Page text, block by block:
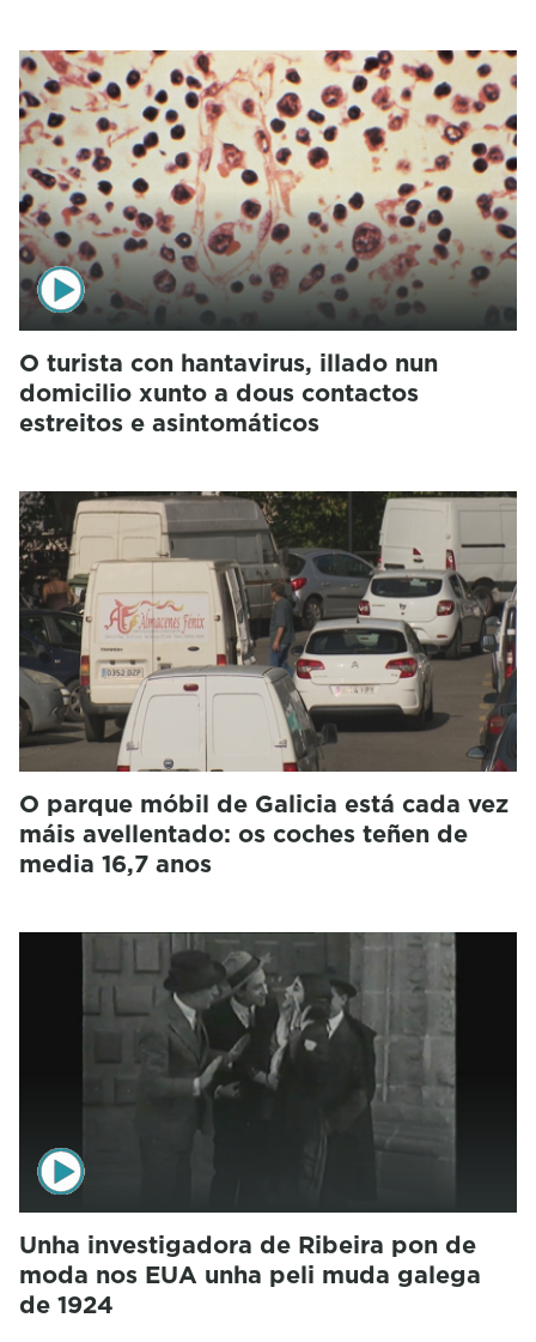
O turista con hantavirus, illado nun
domicilio xunto a dous contactos
estreitos e asintomáticos
O parque móbil de Galicia está cada vez
máis avellentado: os coches teñen de
media 16,7 anos
Unha investigadora de Ribeira pon de
moda nos EUA unha peli muda galega
de 1924